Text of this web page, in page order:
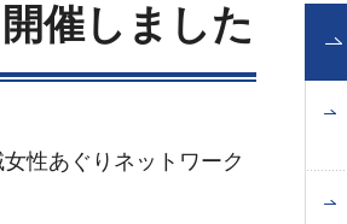
催しました
性あぐりネットワーク